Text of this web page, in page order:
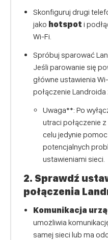
Skonfiguruj drugi
jako hotspot i
Wi-Fi.
Spróbuj sparować
Jeśli parowanie się
główne ustawienia
połączenie
Uwaga**: Po
utraci połączenie
celu jedynie
potencjalnych
ustawieniami sieci.
2. Sprawdź
połączenia
Komunikacja
umożliwia
samej sieci lub ma